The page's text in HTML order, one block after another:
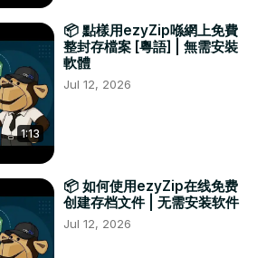
1:13
📦 點樣用ezyZip喺網上免費
整封存檔案 [粵語] | 無需安裝
軟體
Jul 12, 2026
📦 如何使用ezyZip在线免费
创建存档文件 | 无需安装软件
Jul 12, 2026